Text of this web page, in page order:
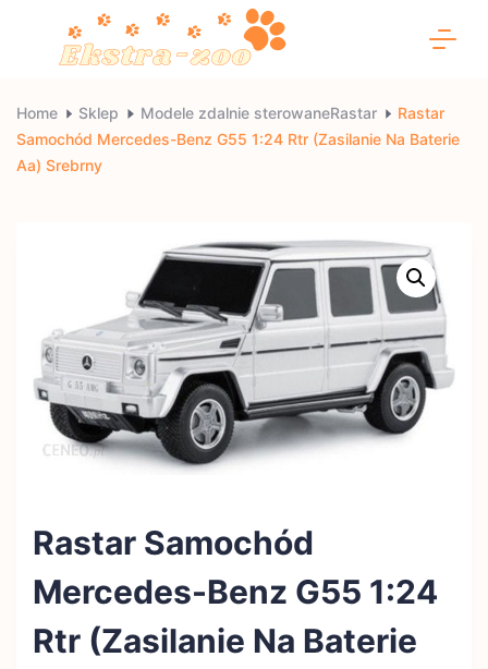
Ekstra-
zoo
Home Sklep Modele zdalnie sterowaneRastar
Rastar
Samochód Mercedes-Benz G55 1:24 Rtr (Zasilanie Na Baterie
Aa) Srebrny
Rastar Samochód
Mercedes-Benz G55 1:24
Rtr (Zasilanie Na Baterie